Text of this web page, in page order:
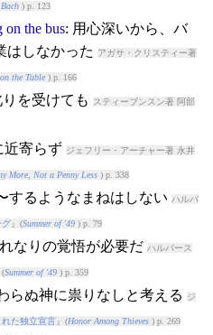
) p. 123
on the bus: 用心深いから、バ
はしなかった
アガサ・クリスティー著
the Table) p. 166
を受けても スティーブンスン著 阿部
近寄らず ジェフリー・アーチャー著 永井
More, Not a Penny Less) p. 338
するようなまねはしない ハルバ
グ』(Summer of '49) p. 79
なりの覚悟が必要だ ハルバース
(Summer of '49) p. 359
らぬ神に祟りなしと考える ジ
れた独立宣言』(Honor Among Thieves) p. 269